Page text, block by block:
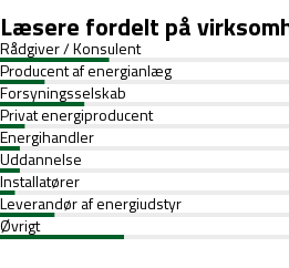
Læsere fordelt på
Rådgiver / Konsulent
Producent af energianlæg
Forsyningsselskab
Privat energiproducent
Energihandler
Uddannelse
Installatører
Leverandør af energiudstyr
Øvrigt